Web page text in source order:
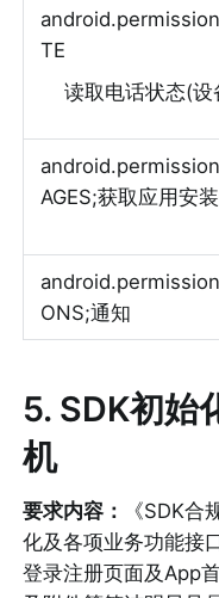
TE
读取电话状态(
AGES;获取应用安
ONS;通知
5. SDK初始
机
要求内容：
《SDK
化及各项业务功能接
登录注册页面及App